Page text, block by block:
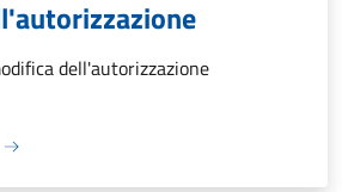
dell'autorizzazione